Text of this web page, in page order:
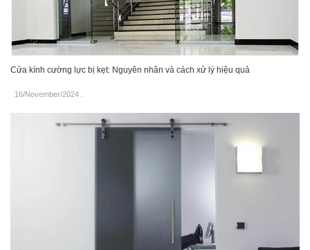
Cửa kính cường lực bị kẹt: Nguyên nhân và cách xử lý hiệu quả
16/November/2024